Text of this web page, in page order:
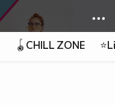
🪀CHILL ZONE